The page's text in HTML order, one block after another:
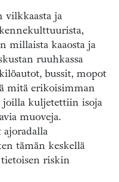
vilkkaasta ja
millaista kaaosta ja
ruuhkassa
bussit, mopot
mitä erikoisimman
joilla kuljetettiin isoja
muoveja.
tämän keskellä
riskin